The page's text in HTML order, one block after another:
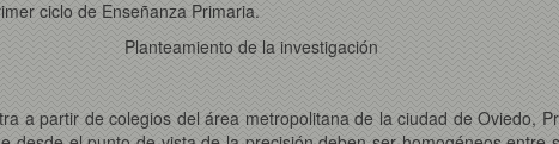
ciclo de Enseñanza Primaria.
Planteamiento de la investigación
a partir de colegios del área metropolitana de la ciudad de Oviedo,